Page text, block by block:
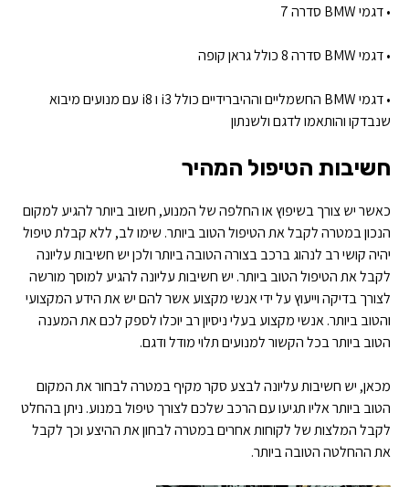
• דגמי BMW סדרה 7
• דגמי BMW סדרה 8 כולל גראן קופה
• דגמי BMW החשמליים וההיברידיים כולל i3 ו i8 עם מנועים מיבוא
שנבדקו והותאמו לדגם ולשנתון
חשיבות הטיפול המהיר
כאשר יש צורך בשיפוץ או החלפה של המנוע, חשוב ביותר להגיע למקום
הנכון במטרה לקבל את הטיפול הטוב ביותר. שימו לב, ללא קבלת טיפול
יהיה קושי רב לנהוג ברכב בצורה הטובה ביותר ולכן יש חשיבות עליונה
לקבל את הטיפול הטוב ביותר. יש חשיבות עליונה להגיע למוסך מורשה
לצורך בדיקה וייעוץ על ידי אנשי מקצוע אשר להם יש את הידע המקצועי
והטוב ביותר. אנשי מקצוע בעלי ניסיון רב יוכלו לספק לכם את המענה
הטוב ביותר בכל הקשור למנועים תלוי מודל ודגם.
מכאן, יש חשיבות עליונה לבצע סקר מקיף במטרה לבחור את המקום
הטוב ביותר אליו תגיעו עם הרכב שלכם לצורך טיפול במנוע. ניתן בהחלט
לקבל המלצות של לקוחות אחרים במטרה לבחון את ההיצע וכך לקבל
את ההחלטה הטובה ביותר.